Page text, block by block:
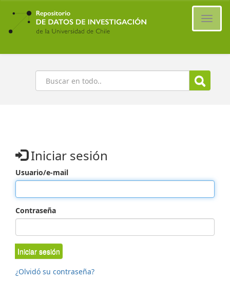
Ir
contenido
principal
Buscar
Iniciar sesión
Usuario/e-mail
Contraseña
Iniciar sesión
¿Olvidó su contraseña?